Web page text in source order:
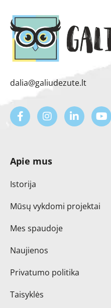
dalia@galiudezute.lt
Apie mus
Istorija
Mūsų vykdomi projektai
Mes spaudoje
Naujienos
Privatumo politika
Taisyklės